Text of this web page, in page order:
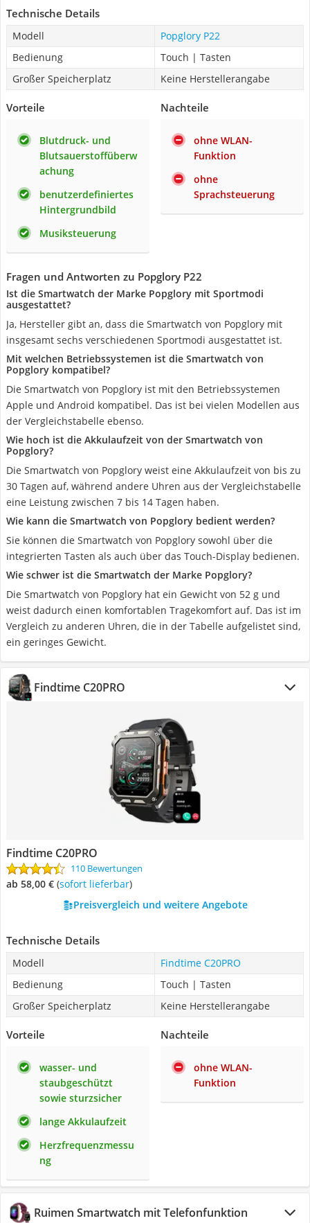
Technische Details
Modell
Popglory P22
Bedienung
Touch | Tasten
Großer Speicherplatz
Keine Herstellerangabe
Vorteile
Blutdruck- und
Blutsauerstoffüberw
achung
benutzerdefiniertes
Hintergrundbild
Musiksteuerung
Nachteile
ohne WLAN-
Funktion
ohne
Sprachsteuerung
Fragen und Antworten zu Popglory P22
Ist die Smartwatch der Marke Popglory mit Sportmodi
ausgestattet?
Ja, Hersteller gibt an, dass die Smartwatch von Popglory mit
insgesamt sechs verschiedenen Sportmodi ausgestattet ist.
Mit welchen Betriebssystemen ist die Smartwatch von
Popglory kompatibel?
Die Smartwatch von Popglory ist mit den Betriebssystemen
Apple und Android kompatibel. Das ist bei vielen Modellen aus
der Vergleichstabelle ebenso.
Wie hoch ist die Akkulaufzeit von der Smartwatch von
Popglory?
Die Smartwatch von Popglory weist eine Akkulaufzeit von bis zu
30 Tagen auf, während andere Uhren aus der Vergleichstabelle
eine Leistung zwischen 7 bis 14 Tagen haben.
Wie kann die Smartwatch von Popglory bedient werden?
Sie können die Smartwatch von Popglory sowohl über die
integrierten Tasten als auch über das Touch-Display bedienen.
Wie schwer ist die Smartwatch der Marke Popglory?
Die Smartwatch von Popglory hat ein Gewicht von 52 g und
weist dadurch einen komfortablen Tragekomfort auf. Das ist im
Vergleich zu anderen Uhren, die in der Tabelle aufgelistet sind,
ein geringes Gewicht.
Findtime C20PRO
Findtime C20PRO
110 Bewertungen
ab 58,00 € ( Sofort lieferbar)
Preisvergleich und weitere Angebote
Technische Details
Modell
Findtime C20PRO
Bedienung
Touch | Tasten
Großer Speicherplatz
Keine Herstellerangabe
Vorteile
wasser- und
staubgeschützt
sowie sturzsicher
lange Akkulaufzeit
Herzfrequenzmessu
ng
Nachteile
ohne WLAN-
Funktion
Ruimen Smartwatch mit Telefonfunktion